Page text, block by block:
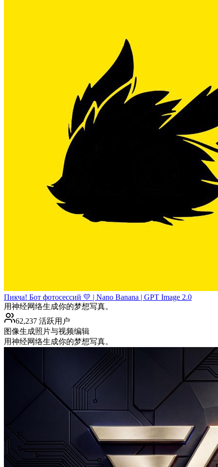
Пикча! Бот фотосессий 💛 | Nano Banana | GPT Image 2.0
用神经网络生成你的梦想写真。
62,237 活跃用户
图像生成照片与视频编辑
用神经网络生成你的梦想写真。